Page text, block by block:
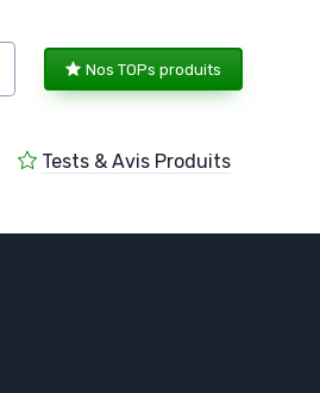
Nos TOPs produits
Tests & Avis Produits